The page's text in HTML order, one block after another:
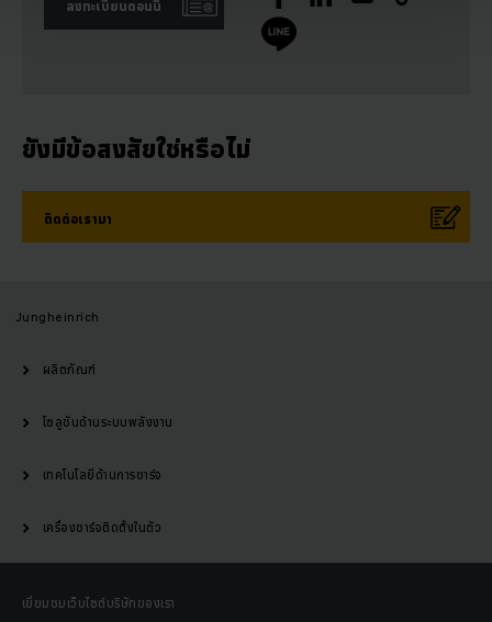
ลงทะเบียนตอนนี้
ยังมีข้อสงสัยใช่หรือไม่
ติดต่อเรามา
Jungheinrich
ผลิตภัณฑ์
โซลูชันด้านระบบพลังงาน
เทคโนโลยีด้านการชาร์จ
เครื่องชาร์จติดตั้งในตัว
เยี่ยมชมเว็บไซต์บริษัทของเรา